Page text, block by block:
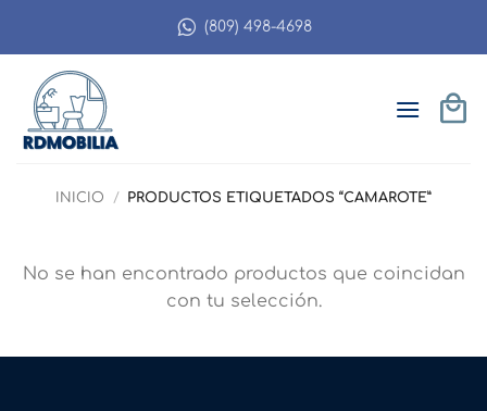
contenido
(809) 498-4698
INICIO / PRODUCTOS ETIQUETADOS “CAMAROTE”
No se han encontrado productos que coincidan
con tu selección.